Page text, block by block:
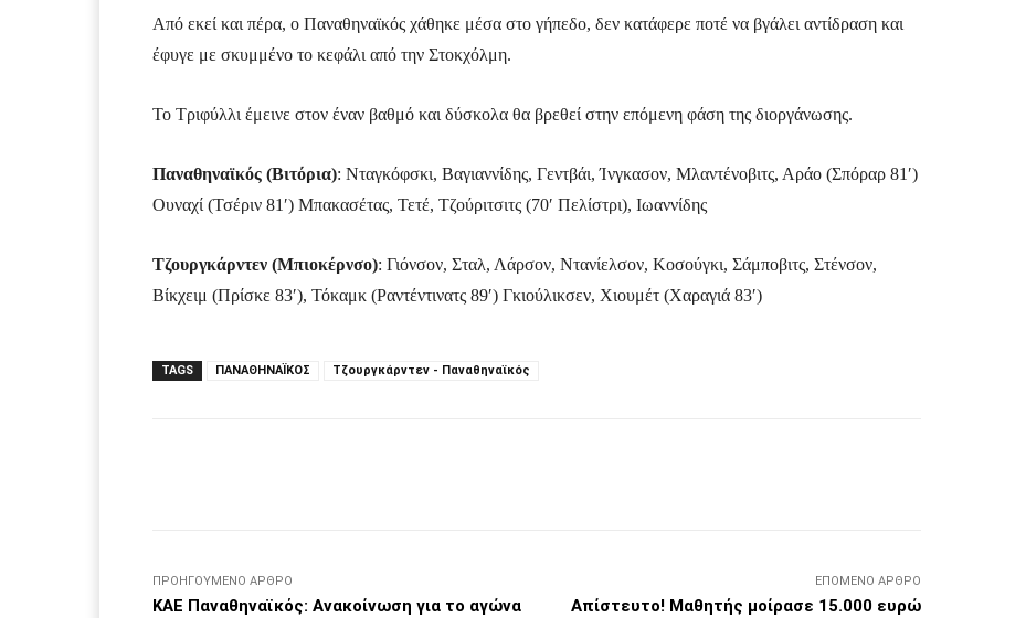
Από εκεί και πέρα, ο Παναθηναϊκός χάθηκε μέσα στο γήπεδο, δεν κατάφερε ποτέ να βγάλει αντίδραση και
έφυγε με σκυμμένο το κεφάλι από την Στοκχόλμη.
Το Τριφύλλι έμεινε στον έναν βαθμό και δύσκολα θα βρεθεί στην επόμενη φάση της διοργάνωσης.
Παναθηναϊκός (Βιτόρια): Νταγκόφσκι, Βαγιαννίδης, Γεντβάι, Ίνγκασον, Μλαντένοβιτς, Αράο (Σπόραρ 81′)
Ουναχί (Τσέριν 81′) Μπακασέτας, Τετέ, Τζούριτσιτς (70′ Πελίστρι), Ιωαννίδης
Τζουργκάρντεν (Μπιοκέρνσο): Γιόνσον, Σταλ, Λάρσον, Ντανίελσον, Κοσούγκι, Σάμποβιτς, Στένσον,
Βίκχειμ (Πρίσκε 83′), Τόκαμκ (Ραντέντινατς 89′) Γκιούλικσεν, Χιουμέτ (Χαραγιά 83′)
TAGS ΠΑΝΑΘΗΝΑΪΚΟΣ Τζουργκάρντεν - Παναθηναϊκός
ΠΡΟΗΓΟΎΜΕΝΟ ΆΡΘΡΟ
ΚΑΕ Παναθηναϊκός: Ανακοίνωση για το αγώνα
ΕΠΌΜΕΝΟ ΆΡΘΡΟ
Απίστευτο! Μαθητής μοίρασε 15.000 ευρώ